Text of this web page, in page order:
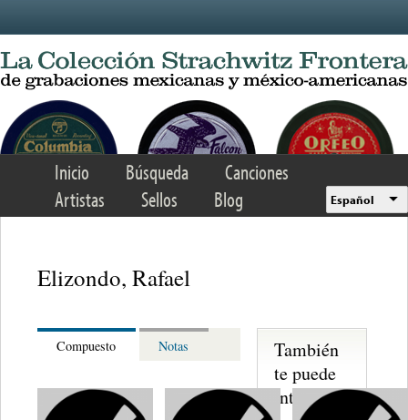
Inicio Búsqueda
Canciones
Artistas
Sellos Blog Español
Elizondo, Rafael
Compuesto Notas
También
te puede
interesar...